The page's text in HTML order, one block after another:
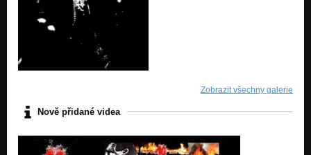
Zobrazit všechny galerie
Nově přidané videa